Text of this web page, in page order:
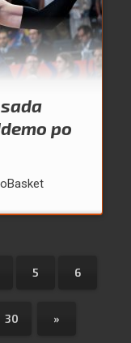
po
5 6
30 »